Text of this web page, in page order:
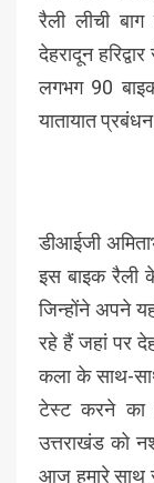
रैली लीची
देहरादून
लगभग 90
यातायात
डीआईजी
इस बाइक रैली
जिन्होंने अपने
रहे हैं जहां पर
कला के साथ-
टेस्ट करने का
उत्तराखंड को
आज हमारे साथ